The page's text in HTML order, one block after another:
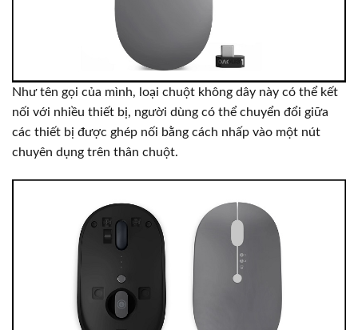
Như tên gọi của mình, loại chuột không dây này có thể kết
nối với nhiều thiết bị, người dùng có thể chuyển đổi giữa
các thiết bị được ghép nối bằng cách nhấp vào một nút
chuyên dụng trên thân chuột.